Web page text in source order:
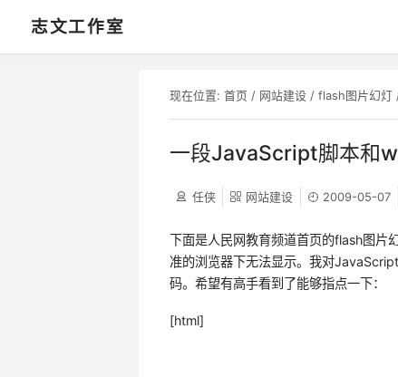
志文工作室
现在位置: 首页 / 网站建设/ flash图片幻灯
一段JavaScript脚本和
任侠 网站建设 2009-05-07
下面是人民网教育频道首页的flash图片
准的浏览器下无法显示。我对
码。希望有高手看到了能够指点一下：
[html]